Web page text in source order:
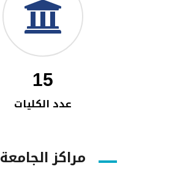
15
عدد الكليات
مراكز الجامعة